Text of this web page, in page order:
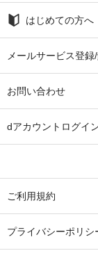
はじめての方へ
メールサービス登録
お問い合わせ
dアカウントログイ
ご利用規約
プライバシーポリシ